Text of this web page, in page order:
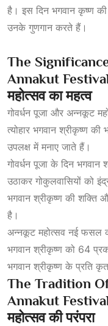
है। इस दिन भगवान कृष्ण
उनके गुणगान करते हैं।
The
Annakut
महोत्सव का महत्व
गोवर्धन पूजा और अन्नकूट
त्योहार भगवान श्रीकृष्ण की
उपलक्ष में मनाए जाते हैं।
गोवर्धन पूजा के दिन भगवान
उठाकर गोकुलवासियों को
भगवान श्रीकृष्ण की शक्ति
है।
अन्नकूट महोत्सव नई फसल
भगवान श्रीकृष्ण को 64
भगवान श्रीकृष्ण के प्रति
The Tradition
Annakut
महोत्सव की परंपरा